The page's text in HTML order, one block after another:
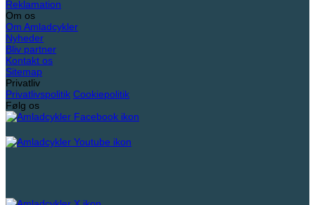
Reklamation
Om os
Om Amladcykler
Nyheder
Bliv partner
Kontakt os
Sitemap
Privatliv
Privatlivspolitik Cookiepolitik
Følg os